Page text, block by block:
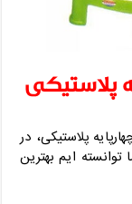
پلاستیکی
پلاستیکی، در
توانسته ایم بهترین